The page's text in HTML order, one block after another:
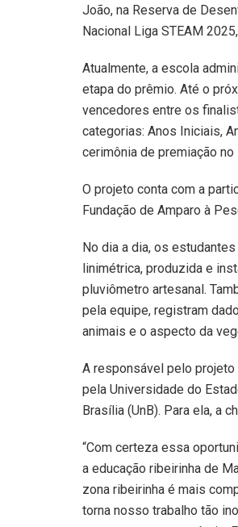
João, na Reserva de
Nacional Liga STEAM
Atualmente, a escola
etapa do prêmio. Até o
vencedores entre os
categorias: Anos Iniciais,
cerimônia de premiação
O projeto conta com a
Fundação de Amparo à
No dia a dia, os
linimétrica, produzida e
pluviômetro artesanal.
pela equipe, registram
animais e o aspecto da
A responsável pelo
pela Universidade do
Brasília (UnB). Para ela, a
“Com certeza essa
a educação ribeirinha de
zona ribeirinha é mais
torna nosso trabalho tão